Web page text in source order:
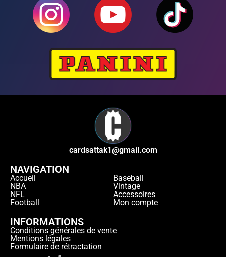
cardsattak1@gmail.com
NAVIGATION
Accueil
NBA
NFL
Football
Baseball
Vintage
Accessoires
Mon compte
INFORMATIONS
Conditions générales de vente
Mentions légales
Formulaire de rétractation